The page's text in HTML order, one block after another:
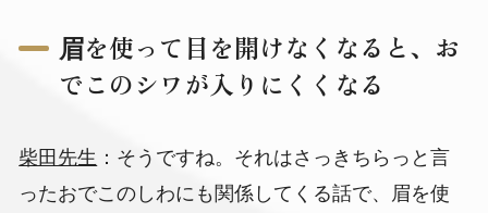
眉を使って目を開けなくなると、お
でこのシワが入りにくくなる
柴田先生 ：そうですね。それはさっきちらっと言
ったおでこのしわにも関係してくる話で、眉を使